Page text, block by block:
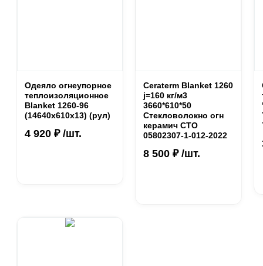
Одеяло огнеупорное
теплоизоляционное
Blanket 1260-96
(14640x610x13) (рул)
4 920 ₽ /шт.
Ceraterm Blanket 1260
j=160 кг/м3
3660*610*50
Стекловолокно огн
керамич СТО
05802307-1-012-2022
8 500 ₽ /шт.